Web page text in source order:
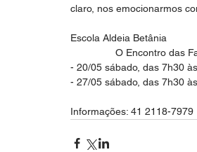
claro, nos emocionarmos
Escola Aldeia Betânia
O
- 20/05 sábado, das 7h30
- 27/05 sábado, das 7h30
Informações: 41 2118-7979